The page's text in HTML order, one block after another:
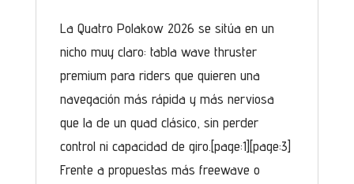
La Quatro Polakow 2026 se sitúa en un
nicho muy claro: tabla wave thruster
premium para riders que quieren una
navegación más rápida y más nerviosa
que la de un quad clásico, sin perder
control ni capacidad de giro.[page:1][page:3]
Frente a propuestas más freewave o